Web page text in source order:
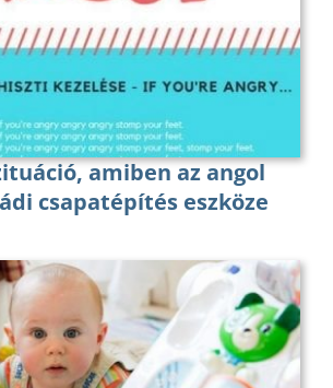
amiben az angol
csapatépítés eszköze